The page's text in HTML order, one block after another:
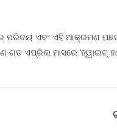
ପରିଚୟ ଏବଂ ଏହି ଆକ୍ରମଣ
ଗତ ଏପ୍ରିଲ ମାସରେ